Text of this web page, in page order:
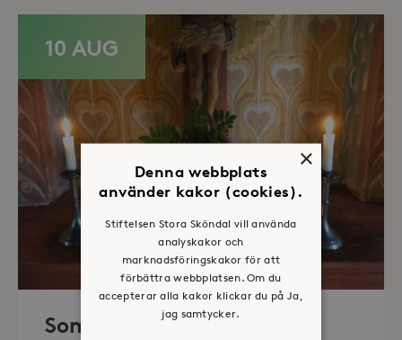
10 AUG
Sommaröppet kapell
×
Denna webbplats
använder kakor (cookies).
Stiftelsen Stora Sköndal vill använda
analyskakor och
marknadsföringskakor för att
förbättra webbplatsen. Om du
accepterar alla kakor klickar du på Ja,
jag samtycker.